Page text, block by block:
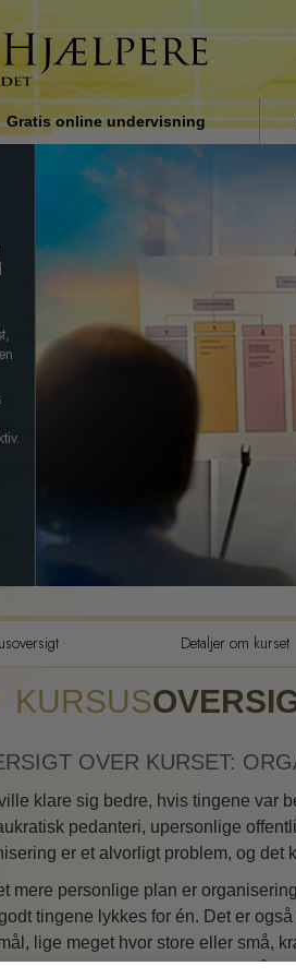
Gratis online undervisning
Detaljer om kurset
KURSUS
OVER KURSET:
klare sig bedre, hvis tingene var
pedanteri, upersonlige
er et alvorligt problem, og det
mere personlige plan er
tingene lykkes for én. Det er
lige meget hvor store eller små,
aktiviteter og sine ressourcer på